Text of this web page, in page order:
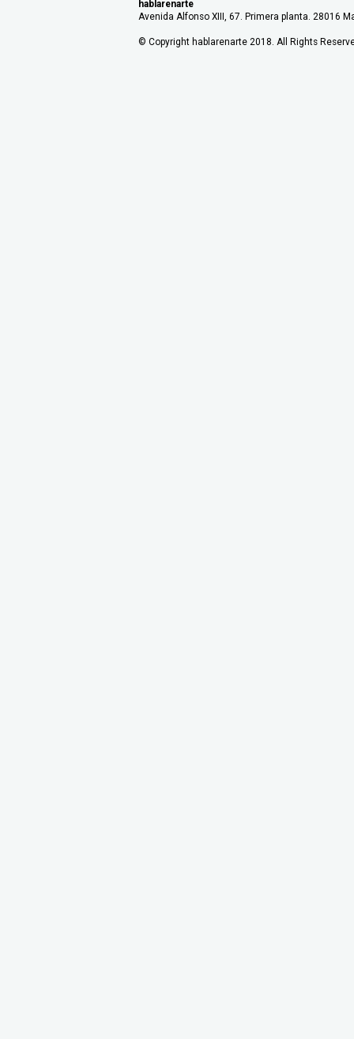
hablarenarte
Avenida Alfonso XIII, 67. Primera planta. 28016
© Copyright hablarenarte 2018. All Rights